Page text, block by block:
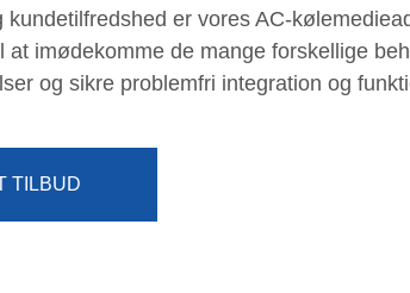
kundetilfredshed er vores AC-
at imødekomme de mange forskellige
og sikre problemfri integration og
TILBUD